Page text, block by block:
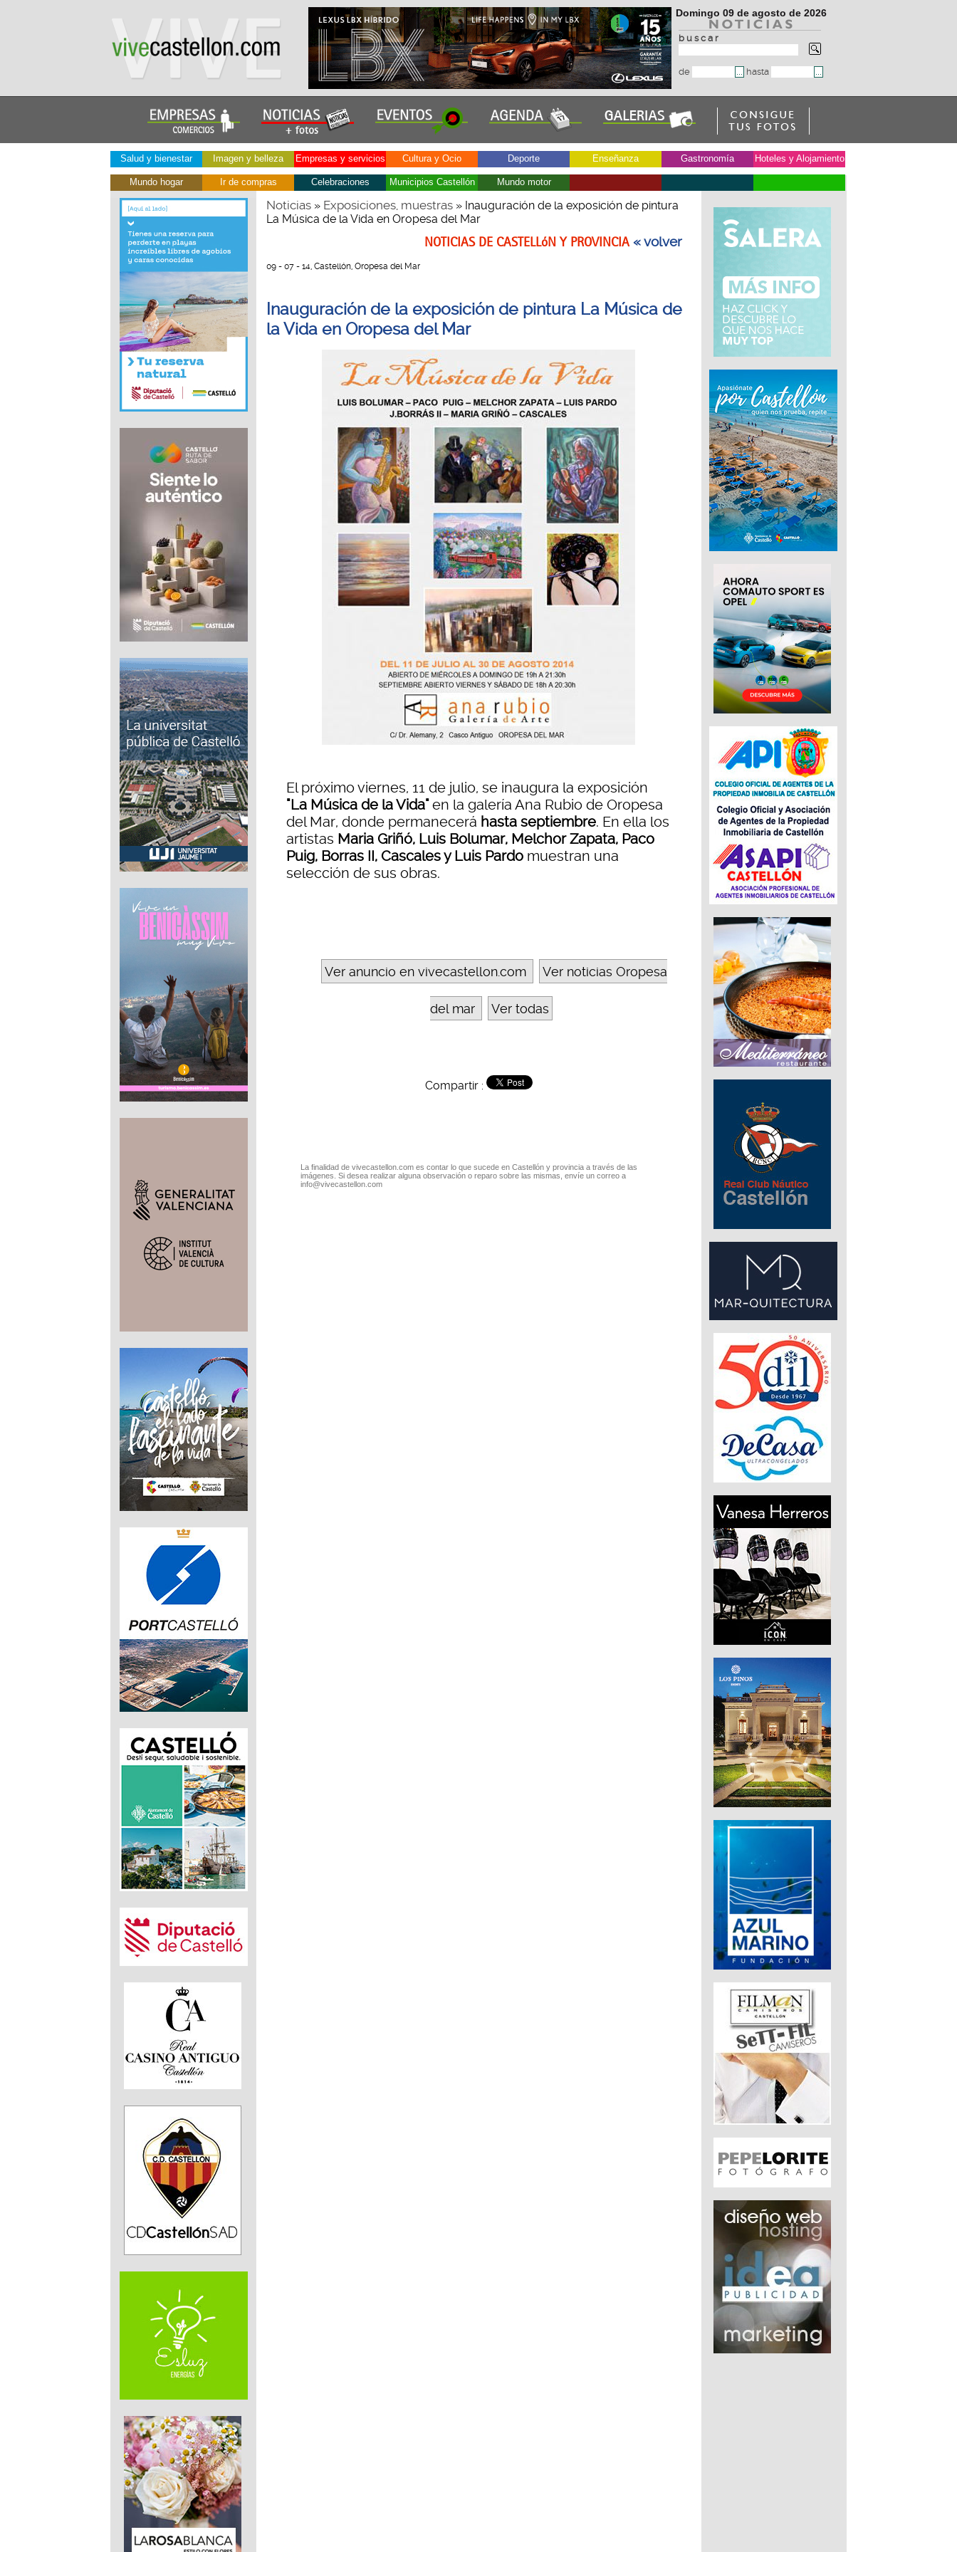
Domingo 09 de agosto de 2026
b u s c a r
de hasta
Salud y bienestar Imagen y belleza Empresas y servicios Cultura y Ocio Deporte Enseñanza Gastronomía Hoteles y Alojamiento
Mundo hogar Ir de compras Celebraciones Municipios Castellón Mundo motor
Noticias» Exposiciones, muestras» Inauguración de la exposición de pintura
La Música de la Vida en Oropesa del Mar
NOTICIAS DE CASTELLóN Y PROVINCIA« volver
09 - 07 - 14, Castellón, Oropesa del Mar
Inauguración de la exposición de pintura La Música de
la Vida en Oropesa del Mar
El próximo viernes, 11 de julio, se inaugura la exposición
"La Música de la Vida"en la galería Ana Rubio de Oropesa
del Mar, donde permanecerá hasta septiembre. En ella los
artistas Maria Griñó, Luis Bolumar, Melchor Zapata, Paco
Puig, Borras II, Cascales y Luis Pardo muestran una
selección de sus obras.
Ver anuncio en vivecastellon.com Ver noticias Oropesa
del mar Ver todas
Compartir :
La finalidad de vivecastellon.com es contar lo que sucede en Castellón y provincia a través de las
imágenes. Si desea realizar alguna observación o reparo sobre las mismas, envíe un correo a
info@vivecastellon.com